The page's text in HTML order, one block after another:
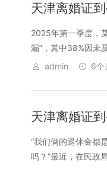
天津离婚证
2025年第一季度，
漏”，其中38%因未
admin
6个
天津离婚证
“我们俩的退休金都
吗？”最近，在民政